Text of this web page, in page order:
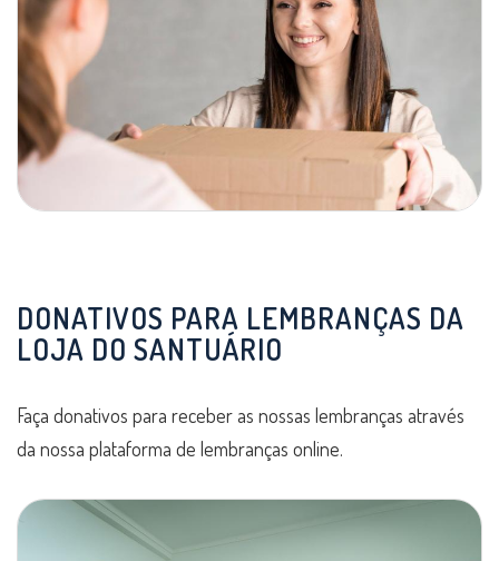
DONATIVOS PARA LEMBRANÇAS DA
LOJA DO SANTUÁRIO
Faça donativos para receber as nossas lembranças através
da nossa plataforma de lembranças online.